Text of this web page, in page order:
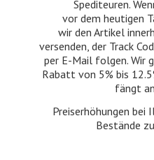
Spediteuren.
vor dem heutigen
wir den Artikel
versenden, der Track
per E-Mail folgen. Wir
Rabatt von 5% bis
fängt
Preiserhöhungen
Bestände